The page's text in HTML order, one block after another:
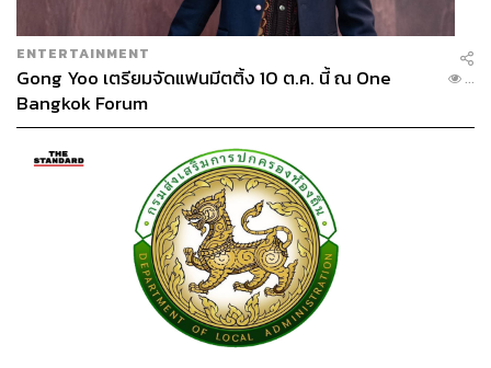
ENTERTAINMENT
Gong Yoo เตรียมจัดแฟนมีตติ้ง 10 ต.ค. นี้ ณ One
Bangkok Forum
...